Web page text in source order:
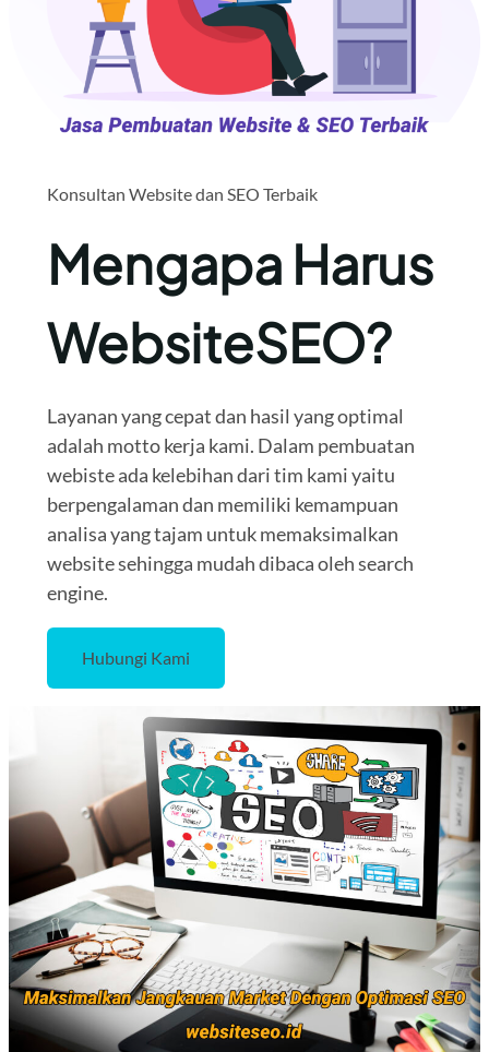
Konsultan Website dan SEO Terbaik
Mengapa Harus
WebsiteSEO?
Layanan yang cepat dan hasil yang optimal
adalah motto kerja kami. Dalam pembuatan
webiste ada kelebihan dari tim kami yaitu
berpengalaman dan memiliki kemampuan
analisa yang tajam untuk memaksimalkan
website sehingga mudah dibaca oleh search
engine.
Hubungi Kami